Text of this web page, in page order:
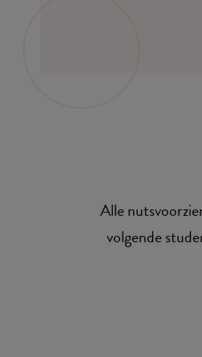
Alle
volgende